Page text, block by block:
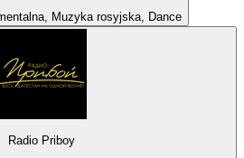
Muzyka rosyjska, Dance
Radio Priboy